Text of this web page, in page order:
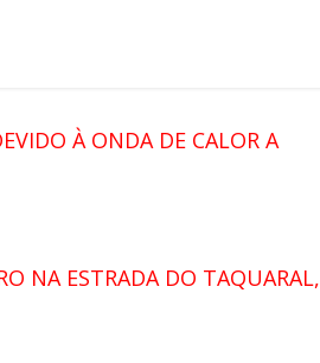
À ONDA DE CALOR A
NA ESTRADA DO TAQUARAL,